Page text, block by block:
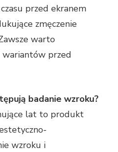
przed ekranem
zmęczenie
warto
przed
badanie wzroku?
lat to produkt
wzroku i